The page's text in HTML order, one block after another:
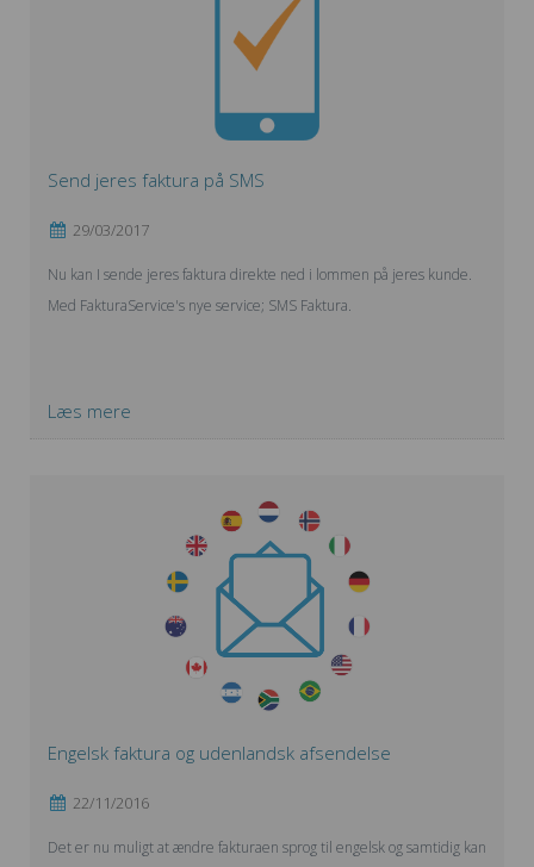
Send jeres faktura på SMS
29/03/2017
Nu kan I sende jeres faktura direkte ned i lommen på jeres kunde.
Med FakturaService's nye service; SMS Faktura.
Læs mere
Engelsk faktura og udenlandsk afsendelse
22/11/2016
Det er nu muligt at ændre fakturaen sprog til engelsk og samtidig kan